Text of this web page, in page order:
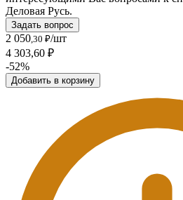
Деловая Русь.
Задать вопрос
2 050 ,30 ₽/шт
4 303,60 ₽
-52%
Добавить в корзину